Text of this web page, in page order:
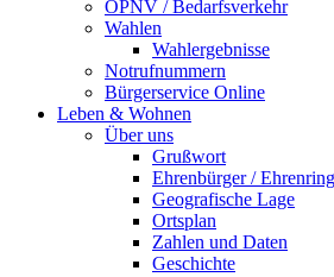
ÖPNV / Bedarfsverkehr
Wahlen
Wahlergebnisse
Notrufnummern
Bürgerservice Online
Leben & Wohnen
Über uns
Grußwort
Ehrenbürger /
Geografische Lage
Ortsplan
Zahlen und Daten
Geschichte